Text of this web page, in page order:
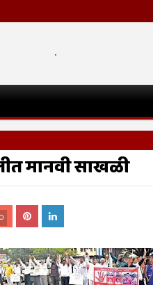
.
मानवी साखळी
0